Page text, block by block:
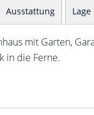
Ausstattung Lage
mit Garten,
in die Ferne.